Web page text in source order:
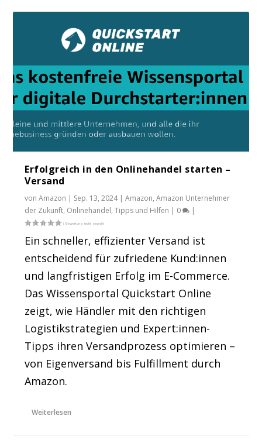
Erfolgreich in den Onlinehandel starten –
Versand
vonAmazon | Sep. 13, 2024|Amazon,Amazon Unternehmer
der Zukunft, Onlinehandel,Tipps und Hilfen | 0 |
Ein schneller, effizienter Versand ist
entscheidend für zufriedene Kund:innen
und langfristigen Erfolg im E-Commerce.
Das Wissensportal Quickstart Online
zeigt, wie Händler mit den richtigen
Logistikstrategien und Expert:innen-
Tipps ihren Versandprozess optimieren –
von Eigenversand bis Fulfillment durch
Amazon.
Weiterlesen